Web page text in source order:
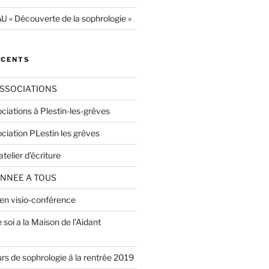
« Découverte de la sophrologie »
à Plestin-les-grèves
PLestin les grèves
d’écriture
A TOUS
visio-conférence
a la Maison de l’Aidant
de sophrologie à la rentrée 2019